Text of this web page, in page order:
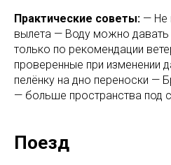
Практические советы: — Не
вылета — Воду можно
только по рекомендации
проверенные при изменении
пелёнку на дно переноски —
— больше пространства под
Поезд